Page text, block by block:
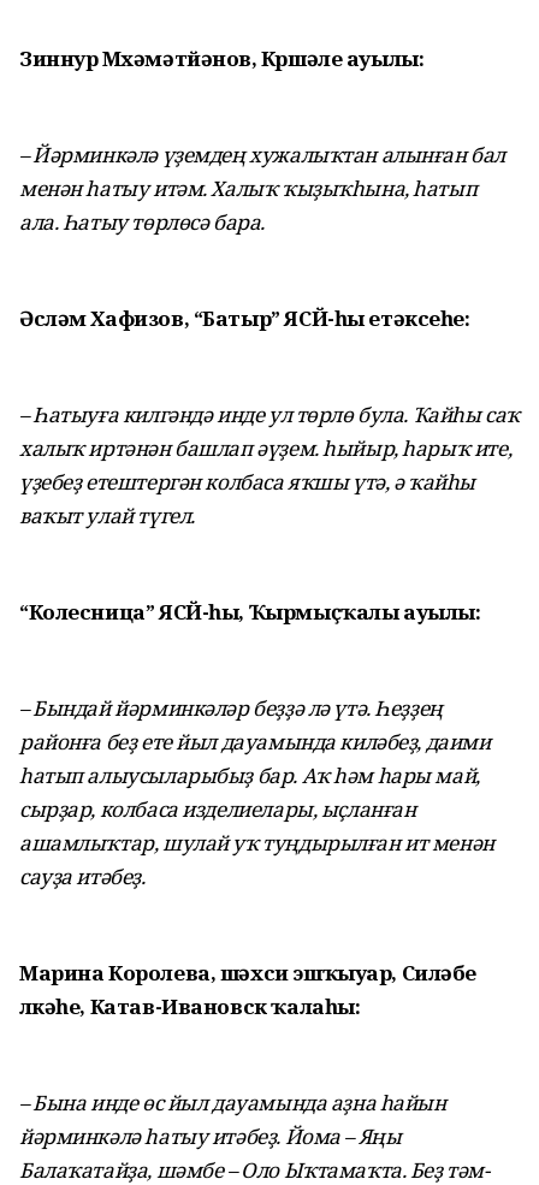
Зиннур Мөхәмәтйәнов, Көршәле ауылы:
– Йәрминкәлә үҙемдең хужалыҡтан алынған бал
менән һатыу итәм. Халыҡ ҡыҙыҡһына, һатып
ала. Һатыу төрлөсә бара.
Әсләм Хафизов, “Батыр” ЯСЙ-һы етәксеһе:
– Һатыуға килгәндә инде ул төрлө була. Ҡайһы саҡ
халыҡ иртәнән башлап әүҙем. һыйыр, һарыҡ ите,
үҙебеҙ етештергән колбаса яҡшы үтә, ә ҡайһы
ваҡыт улай түгел.
“Колесница” ЯСЙ-һы, Ҡырмыҫҡалы ауылы:
– Бындай йәрминкәләр беҙҙә лә үтә. Һеҙҙең
районға беҙ ете йыл дауамында киләбеҙ, даими
һатып алыусыларыбыҙ бар. Аҡ һәм һары май,
сырҙар, колбаса изделиелары, ыҫланған
ашамлыҡтар, шулай уҡ туңдырылған ит менән
сауҙа итәбеҙ.
Марина Королева, шәхси эшҡыуар, Силәбе
өлкәһе, Катав-Ивановск ҡалаһы:
– Бына инде өс йыл дауамында аҙна һайын
йәрминкәлә һатыу итәбеҙ. Йома – Яңы
Балаҡатайҙа, шәмбе – Оло Ыҡтамаҡта. Беҙ тәм-